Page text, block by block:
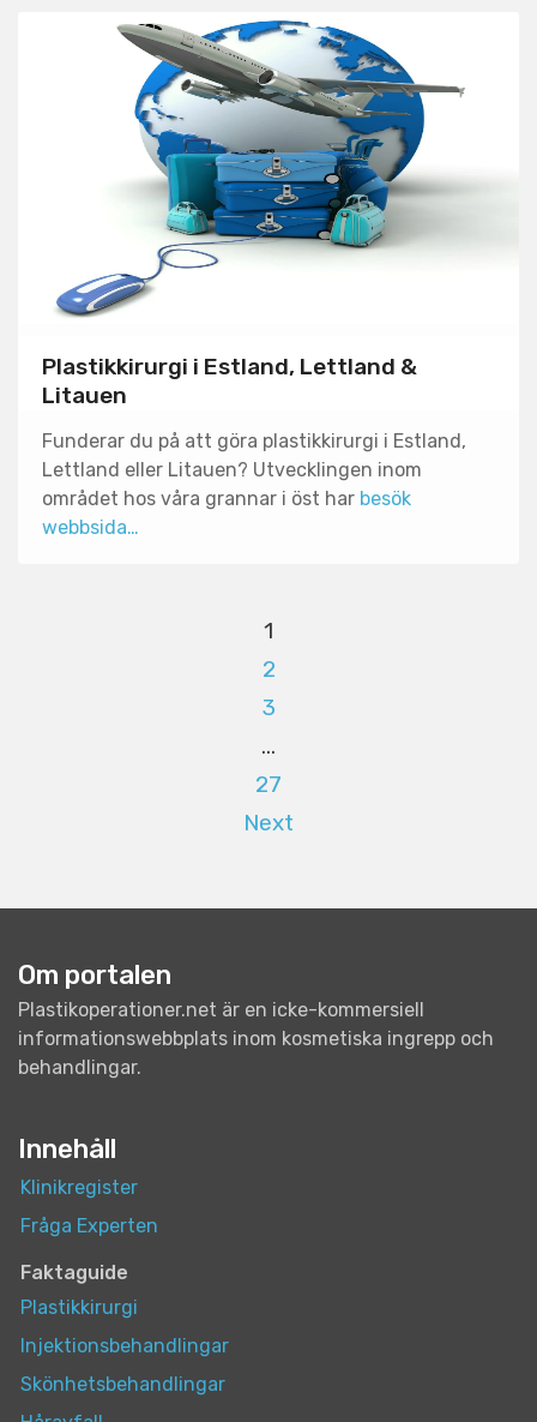
Plastikkirurgi i Estland, Lettland &
Litauen
Funderar du på att göra plastikkirurgi i Estland,
Lettland eller Litauen? Utvecklingen inom
området hos våra grannar i öst har besök
webbsida…
1
2
3
…
27
Next
Om portalen
Plastikoperationer.net är en icke-kommersiell
informationswebbplats inom kosmetiska ingrepp och
behandlingar.
Innehåll
Klinikregister
Fråga Experten
Faktaguide
Plastikkirurgi
Injektionsbehandlingar
Skönhetsbehandlingar